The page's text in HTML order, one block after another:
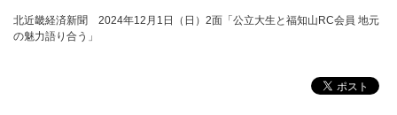
北近畿経済新聞 2024年12月1日（日）2面「公立大生と福知山RC会員 地元
の魅力語り合う」